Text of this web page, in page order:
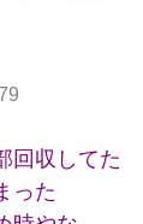
回収してた
った